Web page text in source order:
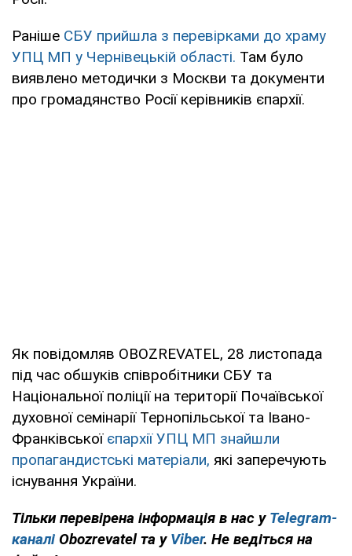
Раніше СБУ прийшла з перевірками до храму
УПЦ МП у Чернівецькій області. Там було
виявлено методички з Москви та документи
про громадянство Росії керівників єпархії.
Як повідомляв OBOZREVATEL, 28 листопада
під час обшуків співробітники СБУ та
Національної поліції на території Почаївської
духовної семінарії Тернопільської та Івано-
Франківської єпархії УПЦ МП знайшли
пропагандистські матеріали, які заперечують
існування України.
Тільки перевірена інформація в нас у Telegram-
каналі Obozrevatel та у Viber. Не ведіться на